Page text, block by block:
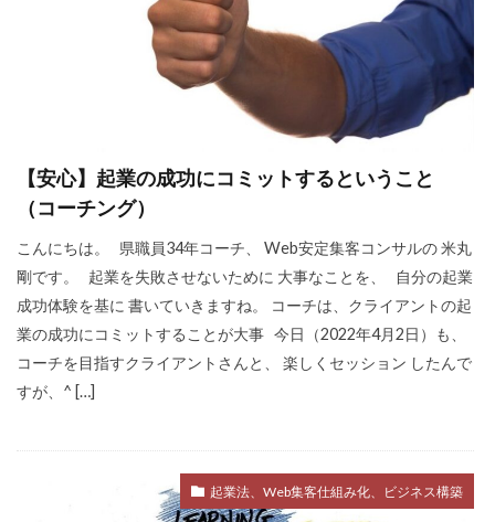
【安心】起業の成功にコミットするということ
（コーチング）
こんにちは。 県職員34年コーチ、 Web安定集客コンサルの 米丸
剛です。 起業を失敗させないために 大事なことを、 自分の起業
成功体験を基に 書いていきますね。 コーチは、クライアントの起
業の成功にコミットすることが大事 今日（2022年4月2日）も、
コーチを目指すクライアントさんと、 楽しくセッション したんで
すが、^ […]
起業法、Web集客仕組み化、ビジネス構築
検索